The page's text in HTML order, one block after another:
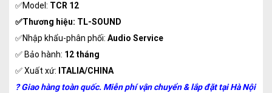
✅Model: TCR 12
✅Thương hiệu: TL-SOUND
✅Nhập khẩu-phân phối: Audio Service
✅ Bảo hành: 12 tháng
✅ Xuất xứ: ITALIA/CHINA
? Giao hàng toàn quốc. Miễn phí vận chuyển & lắp đặt tại Hà Nội